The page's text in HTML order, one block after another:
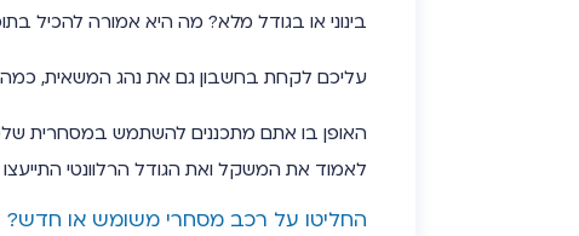
בינוני או בגודל מלא? מה היא אמורה להכיל
עליכם לקחת בחשבון גם את נהג המשאית, כמה
האופן בו אתם מתכננים להשתמש במסחרית
לאמוד את המשקל ואת הגודל הרלוונטי
החליטו על רכב מסחרי משומש או חדש?